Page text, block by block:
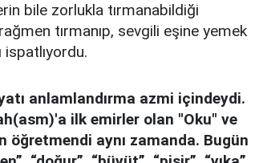
bile zorlukla tırmanabildiği
tırmanıp, sevgili eşine yemek
ispatlıyordu.
anlamlandırma azmi içindeydi.
ilk emirler olan "Oku" ve
öğretmendi aynı zamanda. Bugün